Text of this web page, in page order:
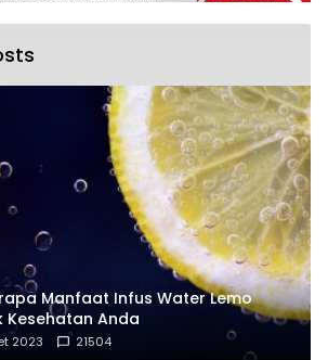
Manfaat Infus Water Lemo
Kesehatan Anda
2023 21504